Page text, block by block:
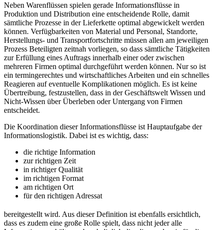
Neben Warenflüssen spielen gerade Informationsflüsse in
Produktion und Distribution eine entscheidende Rolle, damit
sämtliche Prozesse in der Lieferkette optimal abgewickelt werden
können. Verfügbarkeiten von Material und Personal, Standorte,
Herstellungs- und Transportfortschritte müssen allen am jeweiligen
Prozess Beteiligten zeitnah vorliegen, so dass sämtliche Tätigkeiten
zur Erfüllung eines Auftrags innerhalb einer oder zwischen
mehreren Firmen optimal durchgeführt werden können. Nur so ist
ein termingerechtes und wirtschaftliches Arbeiten und ein schnelles
Reagieren auf eventuelle Komplikationen möglich. Es ist keine
Übertreibung, festzustellen, dass in der Geschäftswelt Wissen und
Nicht-Wissen über Überleben oder Untergang von Firmen
entscheidet.
Die Koordination dieser Informationsflüsse ist Hauptaufgabe der
Informationslogistik. Dabei ist es wichtig, dass:
die richtige Information
zur richtigen Zeit
in richtiger Qualität
im richtigen Format
am richtigen Ort
für den richtigen Adressat
bereitgestellt wird. Aus dieser Definition ist ebenfalls ersichtlich,
dass es zudem eine große Rolle spielt, dass nicht jeder alle